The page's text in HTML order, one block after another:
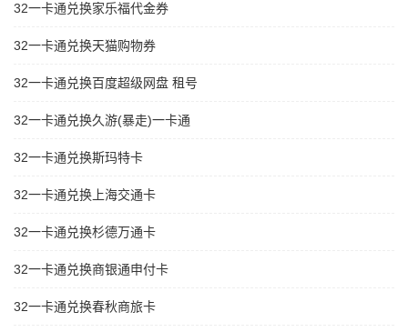
32一卡通兑换家乐福代金券
32一卡通兑换天猫购物券
32一卡通兑换百度超级网盘 租号
32一卡通兑换久游(暴走)一卡通
32一卡通兑换斯玛特卡
32一卡通兑换上海交通卡
32一卡通兑换杉德万通卡
32一卡通兑换商银通申付卡
32一卡通兑换春秋商旅卡